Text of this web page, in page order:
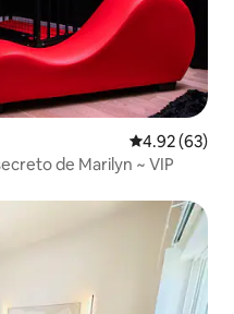
Calificación
4.92 (63)
de Marilyn ~ VIP